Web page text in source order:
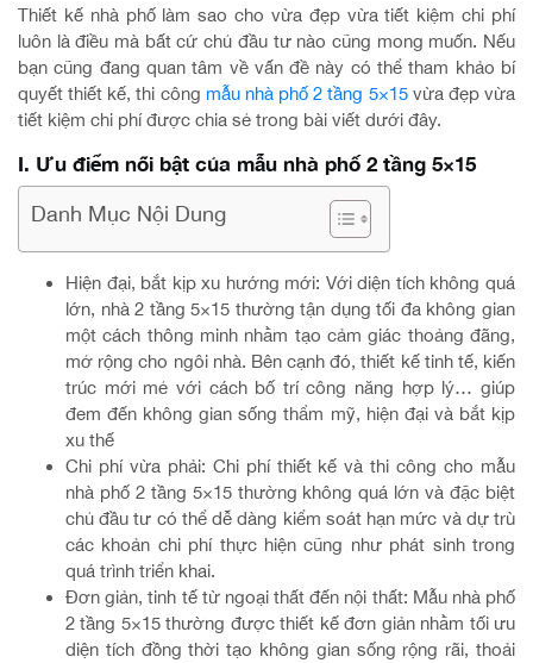
Thiết kế nhà phố làm sao cho vừa đẹp vừa tiết kiệm chi phí
luôn là điều mà bất cứ chủ đầu tư nào cũng mong muốn. Nếu
bạn cũng đang quan tâm về vấn đề này có thể tham khảo bí
quyết thiết kế, thi công mẫu nhà phố 2 tầng 5×15vừa đẹp vừa
tiết kiệm chi phí được chia sẻ trong bài viết dưới đây.
I. Ưu điểm nổi bật của mẫu nhà phố 2 tầng 5×15
Danh Mục Nội Dung
Hiện đại, bắt kịp xu hướng mới: Với diện tích không quá
lớn, nhà 2 tầng 5×15 thường tận dụng tối đa không gian
một cách thông minh nhằm tạo cảm giác thoảng đãng,
mở rộng cho ngôi nhà. Bên cạnh đó, thiết kế tinh tế, kiến
trúc mới mẻ với cách bố trí công năng hợp lý… giúp
đem đến không gian sống thẩm mỹ, hiện đại và bắt kịp
xu thế
Chi phí vừa phải: Chi phí thiết kế và thi công cho mẫu
nhà phố 2 tầng 5×15 thường không quá lớn và đặc biệt
chủ đầu tư có thể dễ dàng kiểm soát hạn mức và dự trù
các khoản chi phí thực hiện cũng như phát sinh trong
quá trình triển khai.
Đơn giản, tinh tế từ ngoại thất đến nội thất: Mẫu nhà phố
2 tầng 5×15 thường được thiết kế đơn giản nhằm tối ưu
diện tích đồng thời tạo không gian sống rộng rãi, thoải